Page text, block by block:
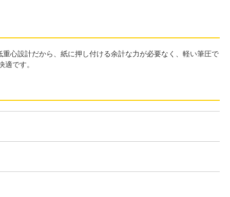
心設計だから、紙に押し付ける余計な力が必要なく、軽い筆圧で
です。